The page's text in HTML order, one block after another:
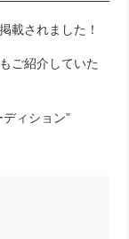
載されました！
ご紹介していた
ィション”